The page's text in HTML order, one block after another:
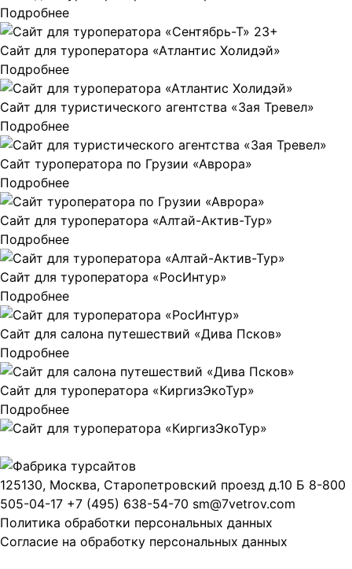
Подробнее
Сайт для туроператора «Атлантис Холидэй»
Подробнее
Сайт для туристического агентства «Зая Тревел»
Подробнее
Сайт туроператора по Грузии «Аврора»
Подробнее
Сайт для туроператора «Алтай-Актив-Тур»
Подробнее
Сайт для туроператора «РосИнтур»
Подробнее
Сайт для салона путешествий «Дива Псков»
Подробнее
Сайт для туроператора «КиргизЭкоТур»
Подробнее
125130, Москва, Старопетровский проезд д.10 Б 8-800
505-04-17 +7 (495) 638-54-70 sm@7vetrov.com
Политика обработки персональных данных
Согласие на обработку персональных данных